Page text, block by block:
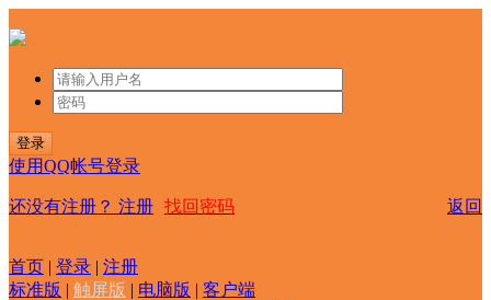
登录
使用QQ帐号登录
还没有注册？ 注册 找回密码 返回
首页 | 登录 | 注册
标准版 | 触屏版 | 电脑版 | 客户端